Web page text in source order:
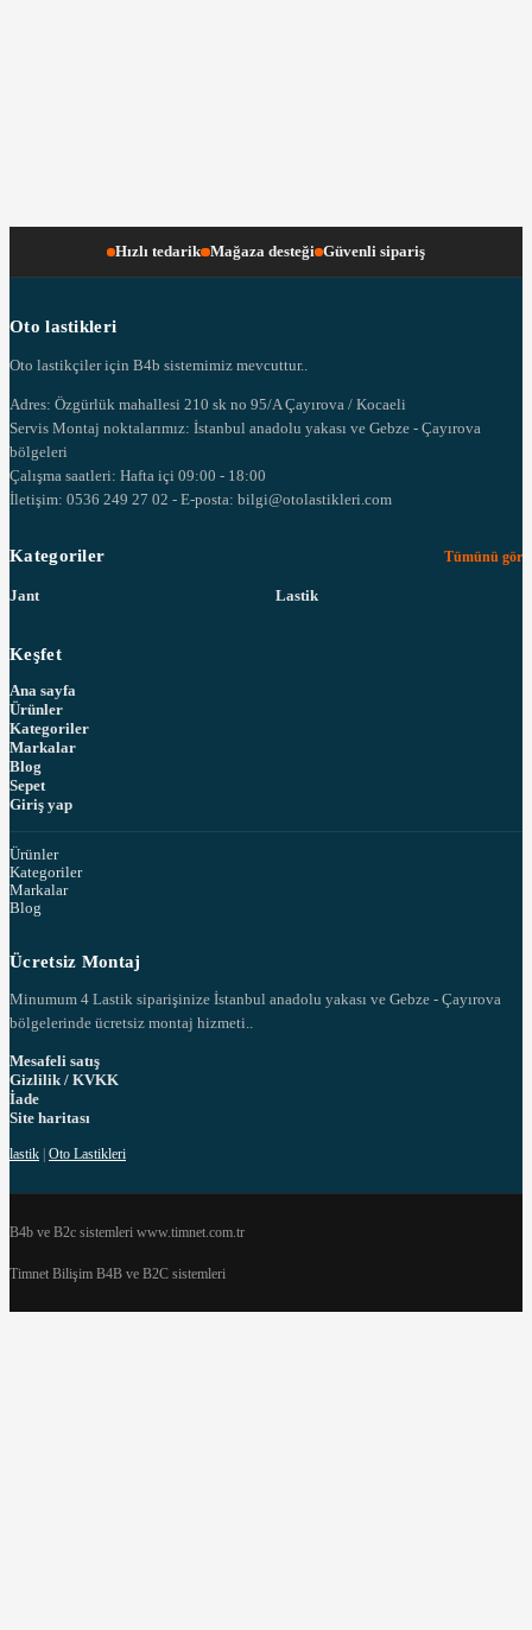
Hızlı tedarik Mağaza desteği Güvenli sipariş
Oto lastikleri
Oto lastikçiler için B4b sistemimiz mevcuttur..
Adres: Özgürlük mahallesi 210 sk no 95/A Çayırova / Kocaeli
Servis Montaj noktalarımız: İstanbul anadolu yakası ve Gebze - Çayırova
bölgeleri
Çalışma saatleri: Hafta içi 09:00 - 18:00
İletişim: 0536 249 27 02 - E-posta: bilgi@otolastikleri.com
Kategoriler Tümünü gör
Jant Lastik
Keşfet
Ana sayfa
Ürünler
Kategoriler
Markalar
Blog
Sepet
Giriş yap
Ürünler
Kategoriler
Markalar
Blog
Ücretsiz Montaj
Minumum 4 Lastik siparişinize İstanbul anadolu yakası ve Gebze - Çayırova
bölgelerinde ücretsiz montaj hizmeti..
Mesafeli satış
Gizlilik / KVKK
İade
Site haritası
lastik Oto Lastikleri
B4b ve B2c sistemleri www.timnet.com.tr
Timnet Bilişim B4B ve B2C sistemleri